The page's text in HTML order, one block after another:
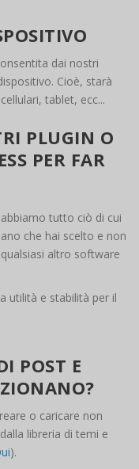
dai nostri
Cioè, starà
tablet, ecc...
PLUGIN O
PER FAR
tutto ciò di cui
che hai scelto e non
altro software
utilità e stabilità per il
POST E
o caricare non
libreria di temi e
).